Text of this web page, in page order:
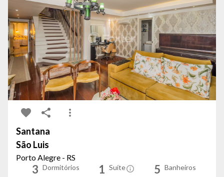
Santana
São Luis
Porto Alegre - RS
3 Dormitórios 1 Suíte 5 Banheiros